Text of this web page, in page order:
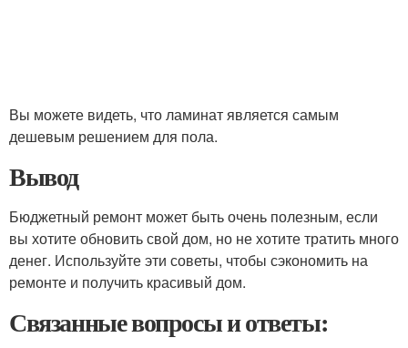
Вы можете видеть, что ламинат является самым
дешевым решением для пола.
Вывод
Бюджетный ремонт может быть очень полезным, если
вы хотите обновить свой дом, но не хотите тратить много
денег. Используйте эти советы, чтобы сэкономить на
ремонте и получить красивый дом.
Связанные вопросы и ответы: